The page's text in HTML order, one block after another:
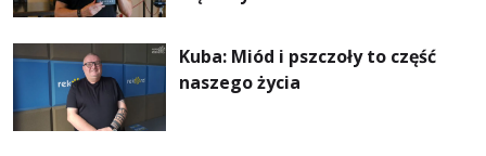
Kuba: Miód i pszczoły to część
naszego życia